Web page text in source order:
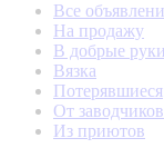
Все
На продажу
В добрые руки
Вязка
Потерявшиеся
От заводчиков
Из приютов